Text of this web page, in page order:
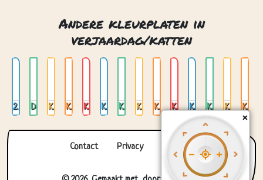
Andere kleurplaten in
verjaardag/katten
2 katten in de tuin Dansende ballerina kat Kat 01 Kat 02 Kat 03 Kat 04 Kat 05 Kat 07 Kat 08 Kat 09 Kat 10 Kat 11 Kat en bloemen Kat en hond en meisje
Contact Privacy Over ons
×